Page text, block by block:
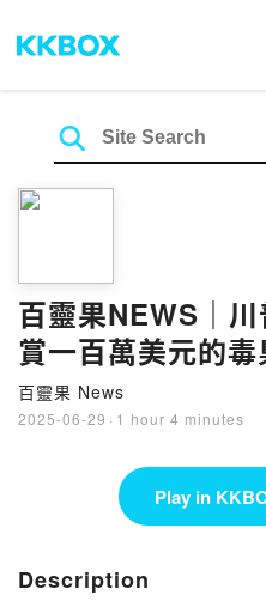
百靈果NEWS｜
賞一百萬美元的
男秀
百靈果 News
2025-06-29 · 1 hour 4 minutes
Play in
Description